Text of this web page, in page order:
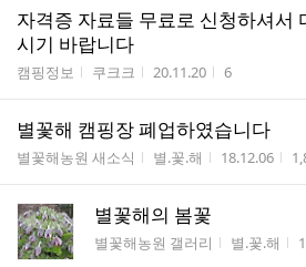
자격증 자료들 무료로 신청하셔서
시기 바랍니다
게시판명
캠핑정보 작성자
쿠크크 작성시간
20.11.20 조회수
6
별꽃해 캠핑장 폐업하였습니다
게시판명
별꽃해농원 새소식 작성자
별.꽃.해 작성시간
18.12.06
별꽃해의 봄꽃
게시판명
별꽃해농원 갤러리 작성자
별.꽃.해